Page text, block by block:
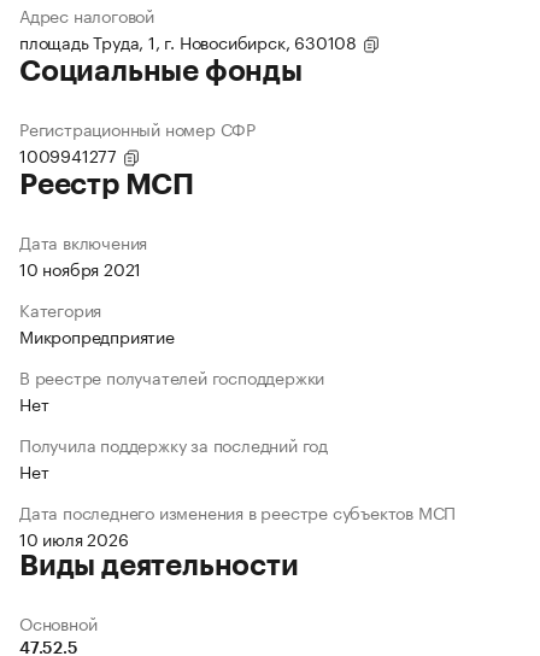
Адрес налоговой
площадь Труда, 1, г. Новосибирск, 630108
Социальные фонды
Регистрационный номер СФР
1009941277
Реестр МСП
Дата включения
10 ноября 2021
Категория
Микропредприятие
В реестре получателей господдержки
Нет
Получила поддержку за последний год
Нет
Дата последнего изменения в реестре субъектов МСП
10 июля 2026
Виды деятельности
Основной
47.52.5